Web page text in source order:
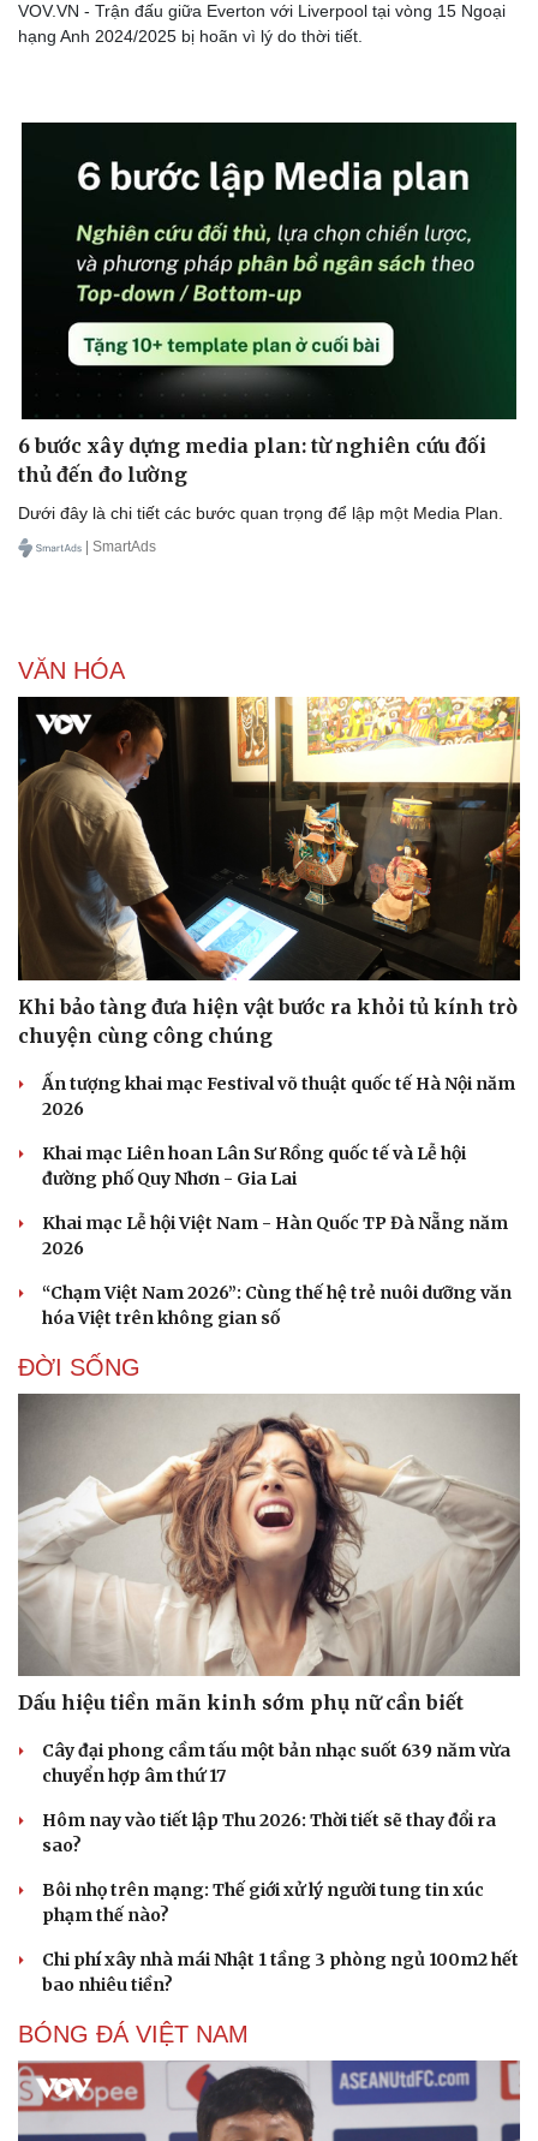
Bóng đá
Ô tô
Doanh nghiệp
Thông tin doanh nghiệp
Doanh nghiệp 24h
Doanh nhân
Vì cộng đồng
Công nghệ
Sành điệu
Tin Công nghệ
Trải nghiệm
Chuyển đổi số
VOV.VN - Trận đấu giữa Everton với Liverpool tại vòng 15 Ngoại
hạng Anh 2024/2025 bị hoãn vì lý do thời tiết.
6 bước xây dựng media plan: từ nghiên cứu đối
thủ đến đo lường
Dưới đây là chi tiết các bước quan trọng để lập một Media Plan.
| SmartAds
VĂN HÓA
Khi bảo tàng đưa hiện vật bước ra khỏi tủ kính trò
chuyện cùng công chúng
Ấn tượng khai mạc Festival võ thuật quốc tế Hà Nội năm
2026
Khai mạc Liên hoan Lân Sư Rồng quốc tế và Lễ hội
đường phố Quy Nhơn - Gia Lai
Khai mạc Lễ hội Việt Nam - Hàn Quốc TP Đà Nẵng năm
2026
“Chạm Việt Nam 2026”: Cùng thế hệ trẻ nuôi dưỡng văn
hóa Việt trên không gian số
ĐỜI SỐNG
Dấu hiệu tiền mãn kinh sớm phụ nữ cần biết
Cây đại phong cầm tấu một bản nhạc suốt 639 năm vừa
chuyển hợp âm thứ 17
Hôm nay vào tiết lập Thu 2026: Thời tiết sẽ thay đổi ra
sao?
Bôi nhọ trên mạng: Thế giới xử lý người tung tin xúc
phạm thế nào?
Chi phí xây nhà mái Nhật 1 tầng 3 phòng ngủ 100m2 hết
bao nhiêu tiền?
BÓNG ĐÁ VIỆT NAM